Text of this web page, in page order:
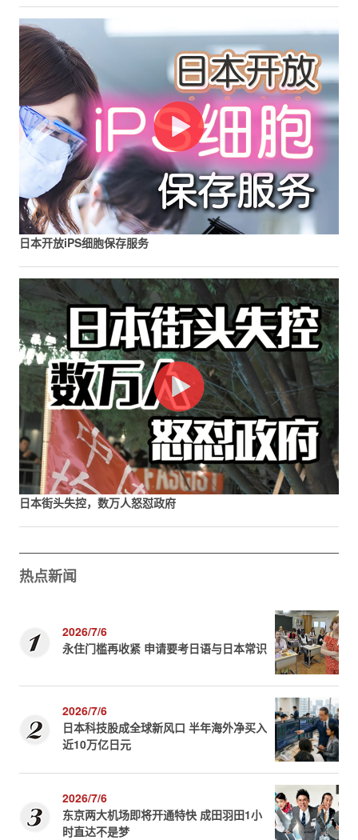
日本开放iPS细胞保存服务
日本街头失控，数万人怒怼政府
热点新闻
2026/7/6
永住门槛再收紧 申请要考日语与日本常识
2026/7/6
日本科技股成全球新风口 半年海外净买入
近10万亿日元
2026/7/6
东京两大机场即将开通特快 成田羽田1小
时直达不是梦